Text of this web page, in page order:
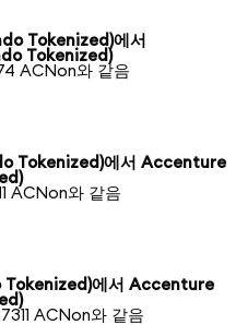
Tokenized)에서
Tokenized)
ACNon와 같음
Tokenized)에서 Accenture
ACNon와 같음
에서 Accenture
ACNon와 같음